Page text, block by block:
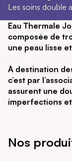
Les soins double
Eau Thermale
composée de
une peau lisse
À destination
c’est par
assurent une
imperfections et
Nos